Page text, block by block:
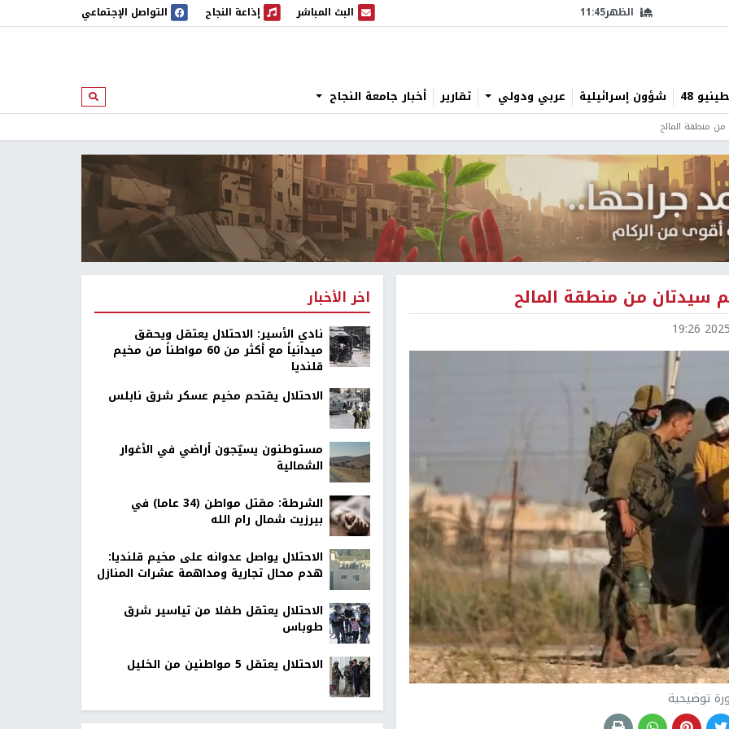
الظهر11:45 البث المباشر
البث المباشر إذاعة النجاح
إذاعة النجاح التواصل الإجتماعي
48 شؤون إسرائيلية عربي ودولي تقارير أخبار جامعة النجاح ابحث
من منطقة المالح
سيدتان من منطقة المالح
2025-
توضيحية
اخر الأخبار
نادي الأسير: الاحتلال يعتقل ويحقق
ميدانياً مع أكثر من 60 مواطناً من مخيم
قلنديا
الاحتلال يقتحم مخيم عسكر شرق نابلس
مستوطنون يسيّجون أراضي في الأغوار
الشمالية
الشرطة: مقتل مواطن (34 عاما) في
بيرزيت شمال رام الله
الاحتلال يواصل عدوانه على مخيم قلنديا:
هدم محال تجارية ومداهمة عشرات المنازل
الاحتلال يعتقل طفلا من تياسير شرق
طوباس
الاحتلال يعتقل 5 مواطنين من الخليل